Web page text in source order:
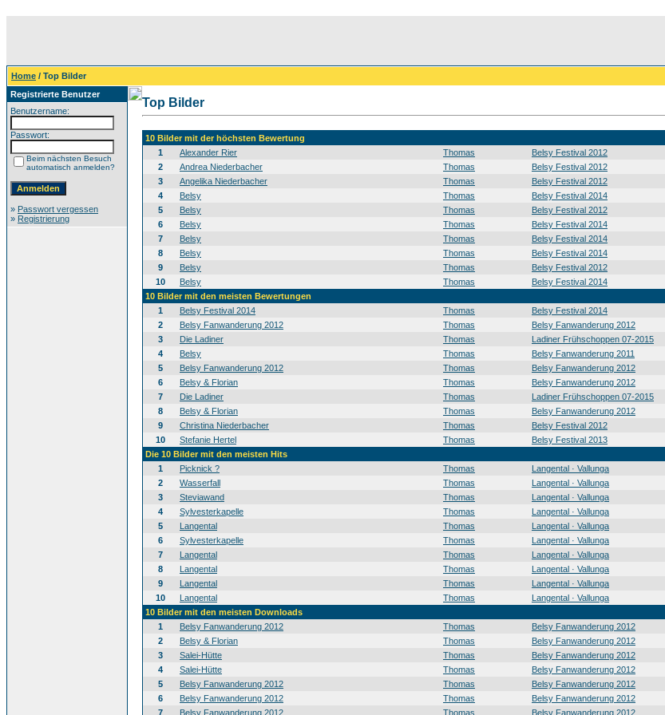
Home / Top Bilder
Registrierte Benutzer
Benutzername:
Passwort:
Beim nächsten Besuch
automatisch anmelden?
» Passwort vergessen
» Registrierung
Top Bilder
10 Bilder mit der höchsten Bewertung
1
Alexander Rier Thomas Belsy Festival 2012
2
Andrea Niederbacher Thomas Belsy Festival 2012
3
Angelika Niederbacher Thomas Belsy Festival 2012
4
Belsy Thomas Belsy Festival 2014
5
Belsy Thomas Belsy Festival 2012
6
Belsy Thomas Belsy Festival 2014
7
Belsy Thomas Belsy Festival 2014
8
Belsy Thomas Belsy Festival 2014
9
Belsy Thomas Belsy Festival 2012
10
Belsy Thomas Belsy Festival 2014
10 Bilder mit den meisten Bewertungen
1
Belsy Festival 2014 Thomas Belsy Festival 2014
2
Belsy Fanwanderung 2012 Thomas Belsy Fanwanderung 2012
3
Die Ladiner Thomas Ladiner Frühschoppen 07-2015
4
Belsy Thomas Belsy Fanwanderung 2011
5
Belsy Fanwanderung 2012 Thomas Belsy Fanwanderung 2012
6
Belsy & Florian Thomas Belsy Fanwanderung 2012
7
Die Ladiner Thomas Ladiner Frühschoppen 07-2015
8
Belsy & Florian Thomas Belsy Fanwanderung 2012
9
Christina Niederbacher Thomas Belsy Festival 2012
10
Stefanie Hertel Thomas Belsy Festival 2013
Die 10 Bilder mit den meisten Hits
1
Picknick ? Thomas Langental · Vallunga
2
Wasserfall Thomas Langental · Vallunga
3
Steviawand Thomas Langental · Vallunga
4
Sylvesterkapelle Thomas Langental · Vallunga
5
Langental Thomas Langental · Vallunga
6
Sylvesterkapelle Thomas Langental · Vallunga
7
Langental Thomas Langental · Vallunga
8
Langental Thomas Langental · Vallunga
9
Langental Thomas Langental · Vallunga
10
Langental Thomas Langental · Vallunga
10 Bilder mit den meisten Downloads
1
Belsy Fanwanderung 2012 Thomas Belsy Fanwanderung 2012
2
Belsy & Florian Thomas Belsy Fanwanderung 2012
3
Salei-Hütte Thomas Belsy Fanwanderung 2012
4
Salei-Hütte Thomas Belsy Fanwanderung 2012
5
Belsy Fanwanderung 2012 Thomas Belsy Fanwanderung 2012
6
Belsy Fanwanderung 2012 Thomas Belsy Fanwanderung 2012
7
Belsy Fanwanderung 2012 Thomas Belsy Fanwanderung 2012